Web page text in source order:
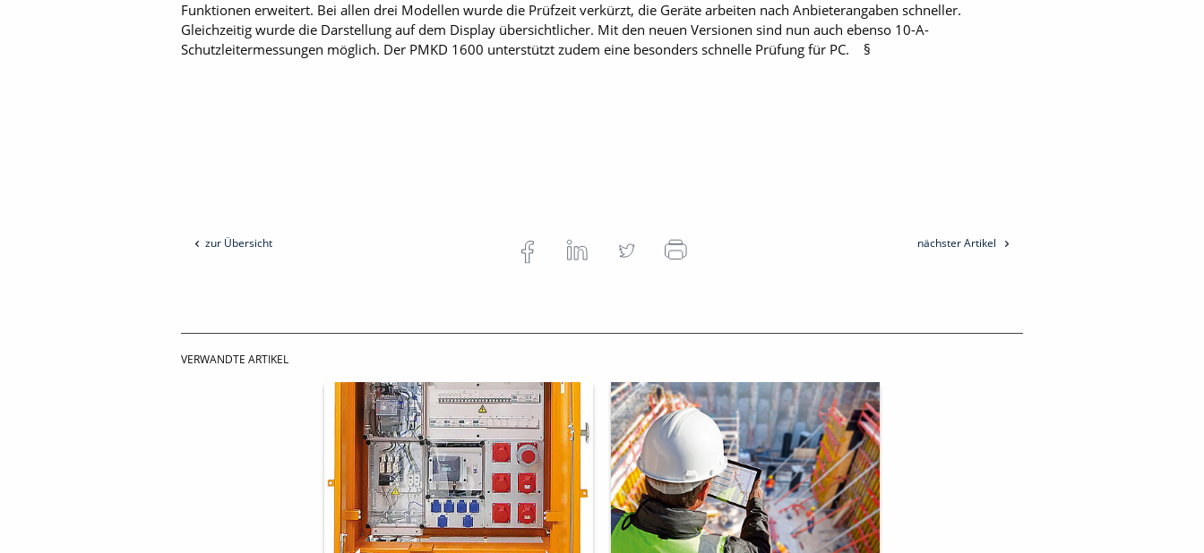
Funktionen erweitert. Bei allen drei Modellen wurde die Prüfzeit verkürzt, die Geräte arbeiten nach Anbieterangaben schneller.
Gleichzeitig wurde die Darstellung auf dem Display übersichtlicher. Mit den neuen Versionen sind nun auch ebenso 10-A-
Schutzleitermessungen möglich. Der PMKD 1600 unterstützt zudem eine besonders schnelle Prüfung für PC. §
zur Übersicht nächster Artikel
VERWANDTE ARTIKEL